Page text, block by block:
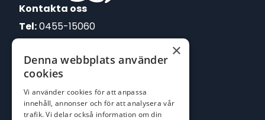
Kontakta oss
Tel:0455-15060
E-post:
johan@batofiske.se
kim@batofiske.se
Adress
×
Denna webbplats använder
cookies
Vi använder cookies för att anpassa
innehåll, annonser och för att analysera vår
trafik. Vi delar också information om din